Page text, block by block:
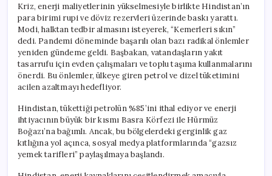
Kriz, enerji maliyetlerinin yükselmesiyle birlikte Hindistan’ın
para birimi rupi ve döviz rezervleri üzerinde baskı yarattı.
Modi, halktan tedbir almasını isteyerek, “Kemerleri sıkın”
dedi. Pandemi döneminde başarılı olan bazı radikal önlemler
yeniden gündeme geldi. Başbakan, vatandaşların yakıt
tasarrufu için evden çalışmaları ve toplu taşıma kullanmalarını
önerdi. Bu önlemler, ülkeye giren petrol ve dizel tüketimini
acilen azaltmayı hedefliyor.
Hindistan, tükettiği petrolün %85’ini ithal ediyor ve enerji
ihtiyacının büyük bir kısmı Basra Körfezi ile Hürmüz
Boğazı’na bağımlı. Ancak, bu bölgelerdeki gerginlik gaz
kıtlığına yol açınca, sosyal medya platformlarında “gazsız
yemek tarifleri” paylaşılmaya başlandı.